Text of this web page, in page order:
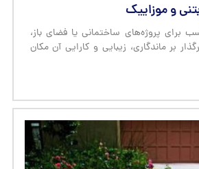
و موزاییک
برای پروژه‌های ساختمانی یا فضای باز،
بر ماندگاری، زیبایی و کارایی آن مکان